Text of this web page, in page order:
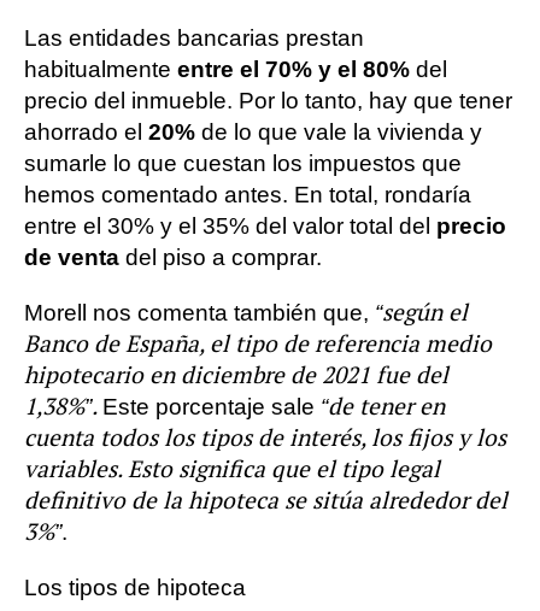
Las entidades bancarias prestan
habitualmente entre el 70% y el 80% del
precio del inmueble. Por lo tanto, hay que tener
ahorrado el 20% de lo que vale la vivienda y
sumarle lo que cuestan los impuestos que
hemos comentado antes. En total, rondaría
entre el 30% y el 35% del valor total del precio
de venta del piso a comprar.
Morell nos comenta también que, “según el
Banco de España, el tipo de referencia medio
hipotecario en diciembre de 2021 fue del
1,38%”. Este porcentaje sale “de tener en
cuenta todos los tipos de interés, los fijos y los
variables. Esto significa que el tipo legal
definitivo de la hipoteca se sitúa alrededor del
3%”.
Los tipos de hipoteca